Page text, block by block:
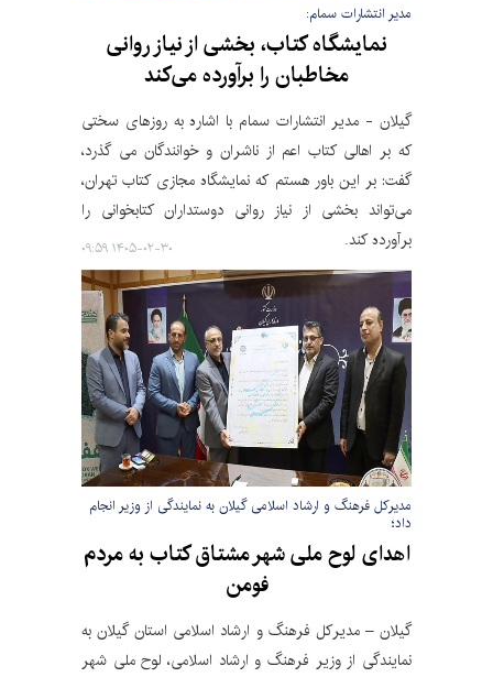
مدیر انتشارات سمام:
نمایشگاه کتاب، بخشی از نیاز روانی‌
مخاطبان را برآورده می‌کند
گیلان - مدیر انتشارات سمام با اشاره به روزهای سختی
که بر اهالی کتاب اعم از ناشران و خوانندگان می گذرد،
گفت: بر این باور هستم که نمایشگاه مجازی کتاب تهران،
می‌تواند بخشی از نیاز روانی‌ دوستداران کتابخوانی را
برآورده کند.
۱۴۰۵-۰۲-۳۰ ۰۹:۵۹
مدیرکل فرهنگ و ارشاد اسلامی گیلان به نمایندگی از وزیر انجام
داد؛
اهدای لوح ملی شهر مشتاق کتاب به مردم
فومن
گیلان – مدیرکل فرهنگ و ارشاد اسلامی استان گیلان به
نمایندگی از وزیر فرهنگ و ارشاد اسلامی، لوح ملی شهر